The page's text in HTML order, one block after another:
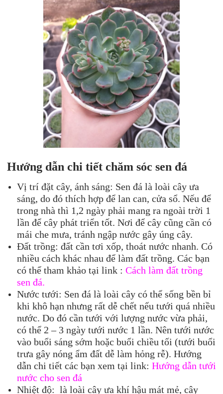
Hướng dẫn chi tiết chăm sóc sen đá
Vị trí đặt cây, ánh sáng: Sen đá là loài cây ưa
sáng, do đó thích hợp để lan can, cửa sổ. Nếu để
trong nhà thì 1,2 ngày phải mang ra ngoài trời 1
lần để cây phát triển tốt. Nơi để cây cũng cần có
mái che mưa, tránh ngập nước gây úng cây.
Đất trồng: đất cần tơi xốp, thoát nước nhanh. Có
nhiều cách khác nhau để làm đất trồng. Các bạn
có thể tham khảo tại link : Cách làm đất trồng
sen đá.
Nước tưới: Sen đá là loài cây có thể sống bền bỉ
khi khô hạn nhưng rất dễ chết nếu tưới quá nhiều
nước. Do đó cần tưới với lượng nước vừa phải,
có thể 2 – 3 ngày tưới nước 1 lần. Nên tưới nước
vào buổi sáng sớm hoặc buổi chiều tối (tưới buổi
trưa gây nóng ẩm đất dễ làm hỏng rễ). Hướng
dẫn chi tiết các bạn xem tại link: Hướng dẫn tưới
nước cho sen đá
Nhiệt độ: là loài cây ưa khí hậu mát mẻ, cây